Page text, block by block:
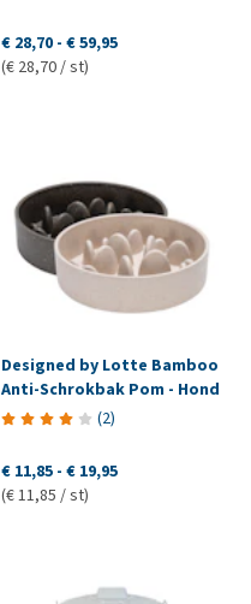
€ 28,70 - € 59,95
(€ 28,70 / st)
Designed by Lotte Bamboo
Anti-Schrokbak Pom - Hond
(2)
€ 11,85 - € 19,95
(€ 11,85 / st)